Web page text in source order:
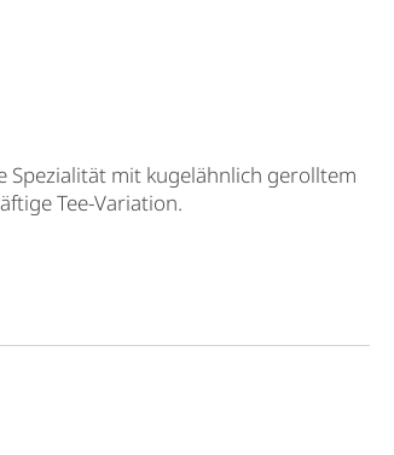
Spezialität mit kugelähnlich gerolltem
Tee-Variation.